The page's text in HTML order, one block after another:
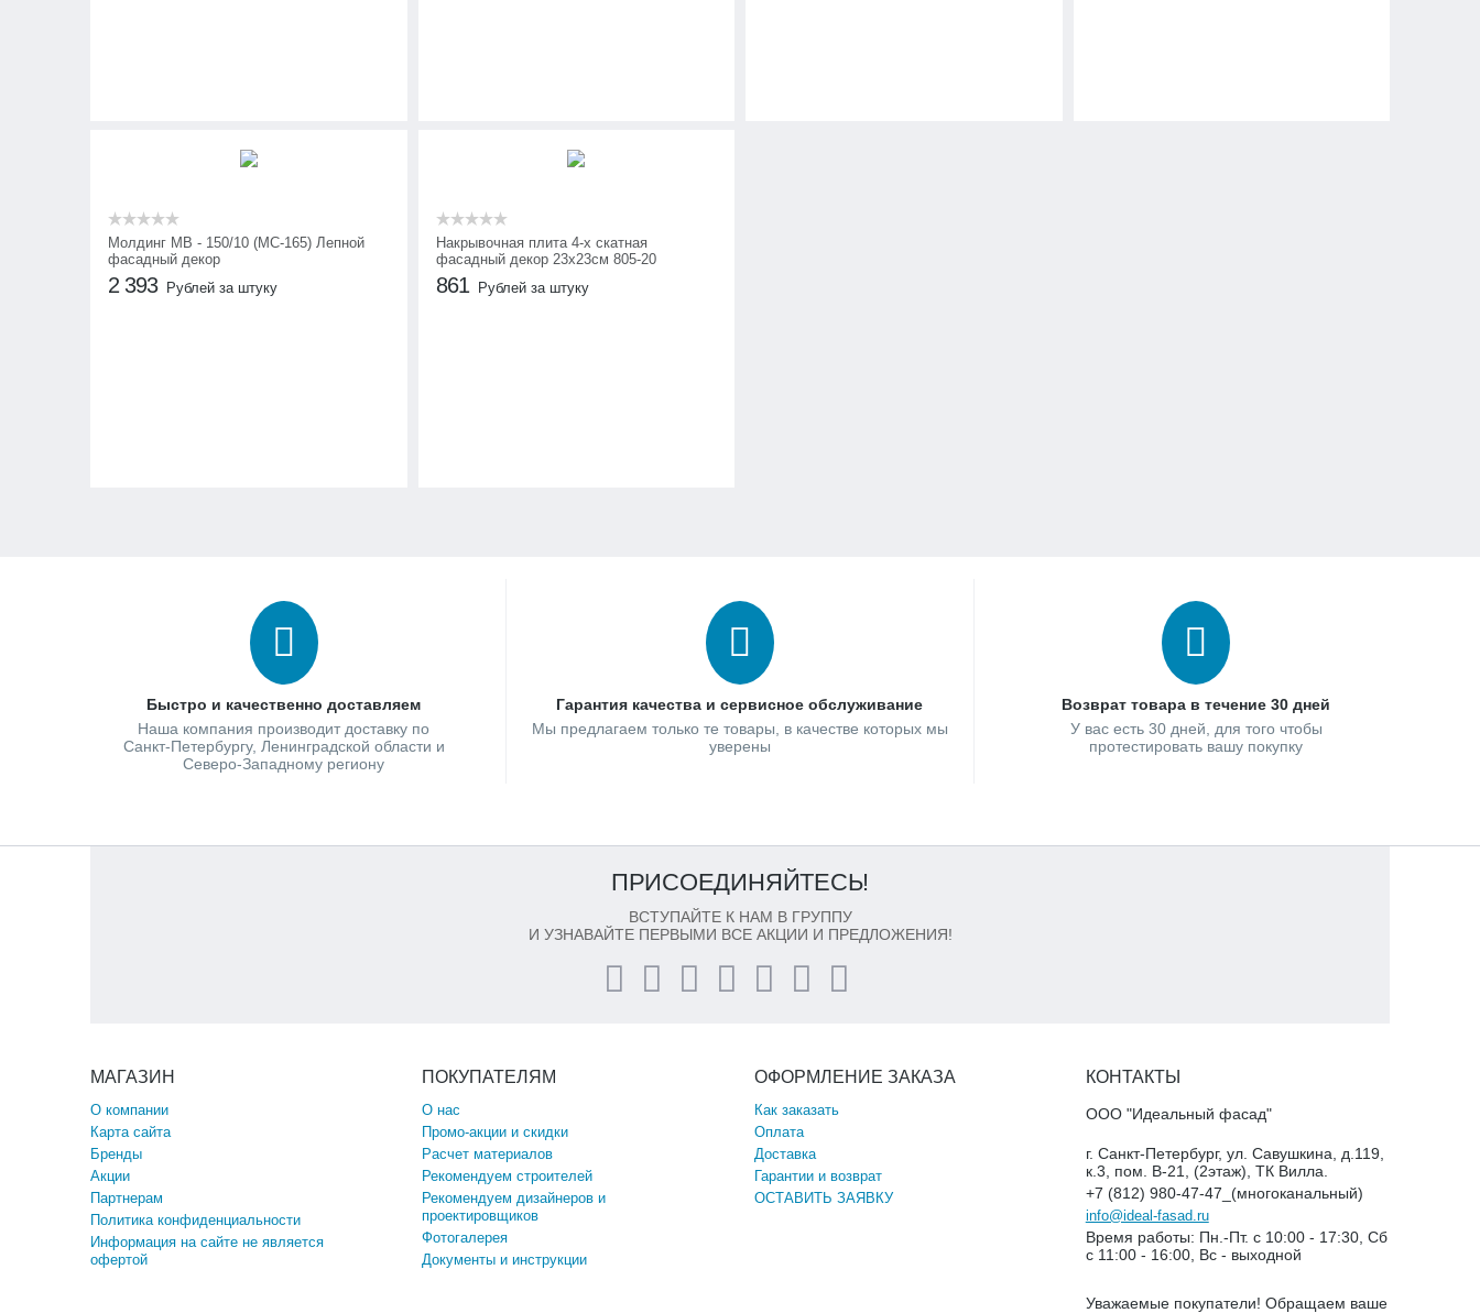
Молдинг МВ - 150/10 (МС-165) Лепной
фасадный декор
2 393 Рублей за штуку
Накрывочная плита 4-х скатная
фасадный декор 23х23см 805-20
861 Рублей за штуку
Быстро и качественно доставляем
Наша компания производит доставку по
Санкт-Петербургу, Ленинградской области и
Северо-Западному региону
Гарантия качества и сервисное обслуживание
Мы предлагаем только те товары, в качестве которых мы
уверены
Возврат товара в течение 30 дней
У вас есть 30 дней, для того чтобы
протестировать вашу покупку
ПРИСОЕДИНЯЙТЕСЬ!
ВСТУПАЙТЕ К НАМ В ГРУППУ
И УЗНАВАЙТЕ ПЕРВЫМИ ВСЕ АКЦИИ И ПРЕДЛОЖЕНИЯ!
МАГАЗИН
О компании
Карта сайта
Бренды
Акции
Партнерам
Политика конфиденциальности
Информация на сайте не является
офертой
ПОКУПАТЕЛЯМ
О нас
Промо-акции и скидки
Расчет материалов
Рекомендуем строителей
Рекомендуем дизайнеров и
проектировщиков
Фотогалерея
Документы и инструкции
ОФОРМЛЕНИЕ ЗАКАЗА
Как заказать
Оплата
Доставка
Гарантии и возврат
ОСТАВИТЬ ЗАЯВКУ
КОНТАКТЫ
ООО "Идеальный фасад"
г. Санкт-Петербург, ул. Савушкина, д.119,
к.3, пом. В-21, (2этаж), ТК Вилла.
+7 (812) 980-47-47_(многоканальный)
info@ideal-fasad.ru
Время работы: Пн.-Пт. с 10:00 - 17:30, Сб
с 11:00 - 16:00, Вс - выходной
Уважаемые покупатели! Обращаем ваше